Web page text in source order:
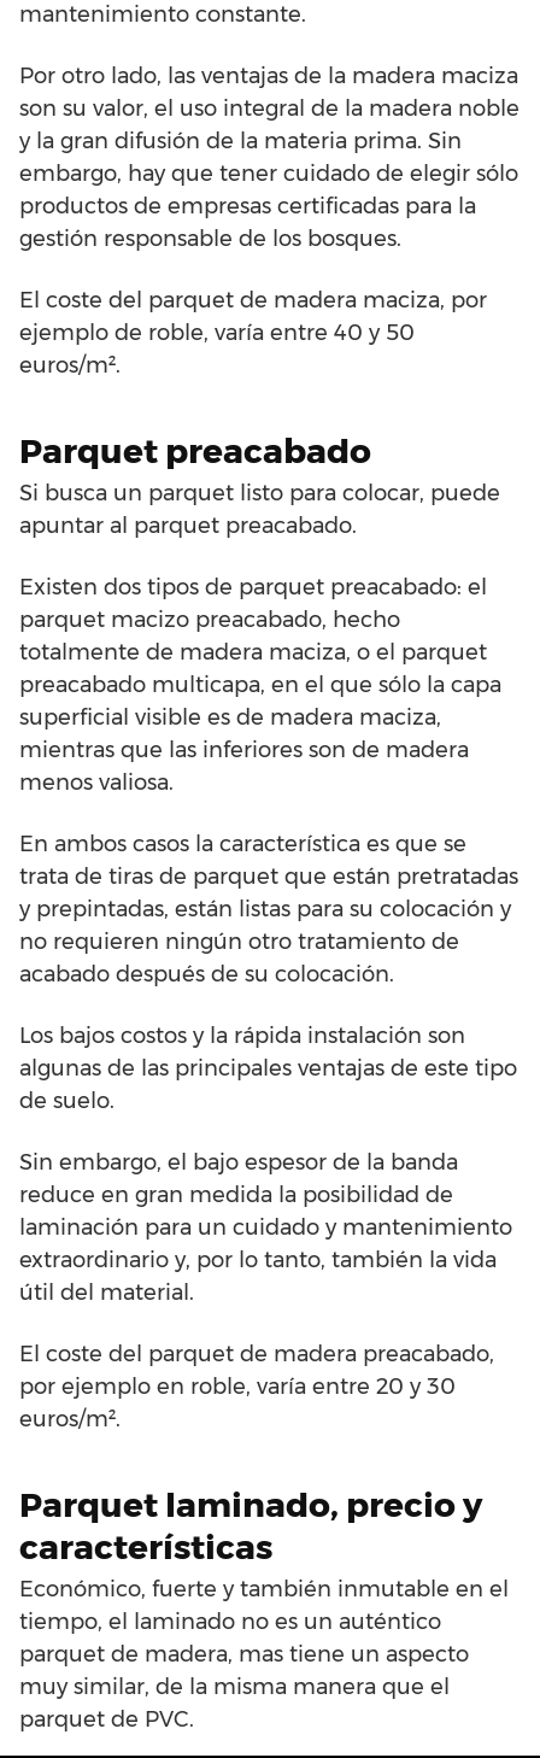
mantenimiento constante.
Por otro lado, las ventajas de la madera maciza
son su valor, el uso integral de la madera noble
y la gran difusión de la materia prima. Sin
embargo, hay que tener cuidado de elegir sólo
productos de empresas certificadas para la
gestión responsable de los bosques.
El coste del parquet de madera maciza, por
ejemplo de roble, varía entre 40 y 50
euros/m².
Parquet preacabado
Si busca un parquet listo para colocar, puede
apuntar al parquet preacabado.
Existen dos tipos de parquet preacabado: el
parquet macizo preacabado, hecho
totalmente de madera maciza, o el parquet
preacabado multicapa, en el que sólo la capa
superficial visible es de madera maciza,
mientras que las inferiores son de madera
menos valiosa.
En ambos casos la característica es que se
trata de tiras de parquet que están pretratadas
y prepintadas, están listas para su colocación y
no requieren ningún otro tratamiento de
acabado después de su colocación.
Los bajos costos y la rápida instalación son
algunas de las principales ventajas de este tipo
de suelo.
Sin embargo, el bajo espesor de la banda
reduce en gran medida la posibilidad de
laminación para un cuidado y mantenimiento
extraordinario y, por lo tanto, también la vida
útil del material.
El coste del parquet de madera preacabado,
por ejemplo en roble, varía entre 20 y 30
euros/m².
Parquet laminado, precio y
características
Económico, fuerte y también inmutable en el
tiempo, el laminado no es un auténtico
parquet de madera, mas tiene un aspecto
muy similar, de la misma manera que el
parquet de PVC.